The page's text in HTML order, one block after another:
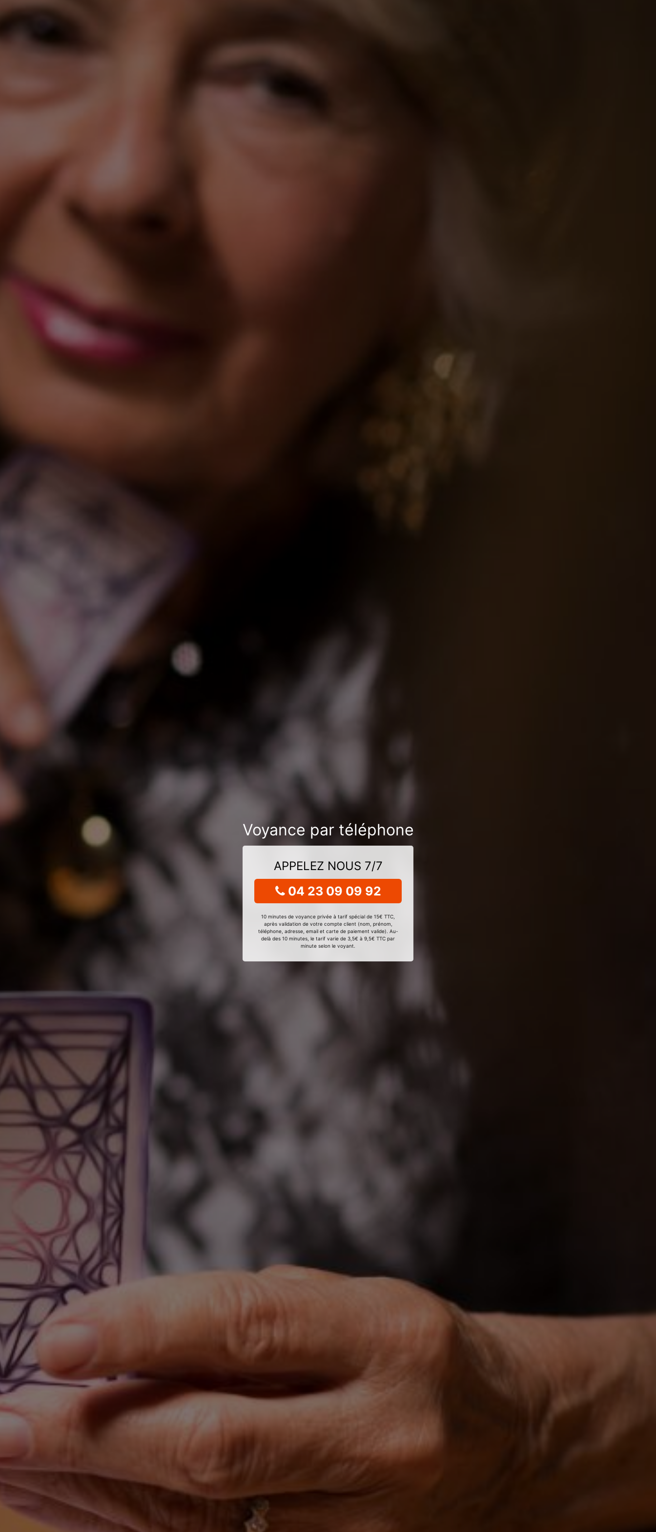
Voyance par téléphone
APPELEZ NOUS 7/7
04 23 09 09 92
10 minutes de voyance privée à tarif spécial de 15€ TTC,
après validation de votre compte client (nom, prénom,
téléphone, adresse, email et carte de paiement valide). Au-
delà des 10 minutes, le tarif varie de 3,5€ à 9,5€ TTC par
minute selon le voyant.